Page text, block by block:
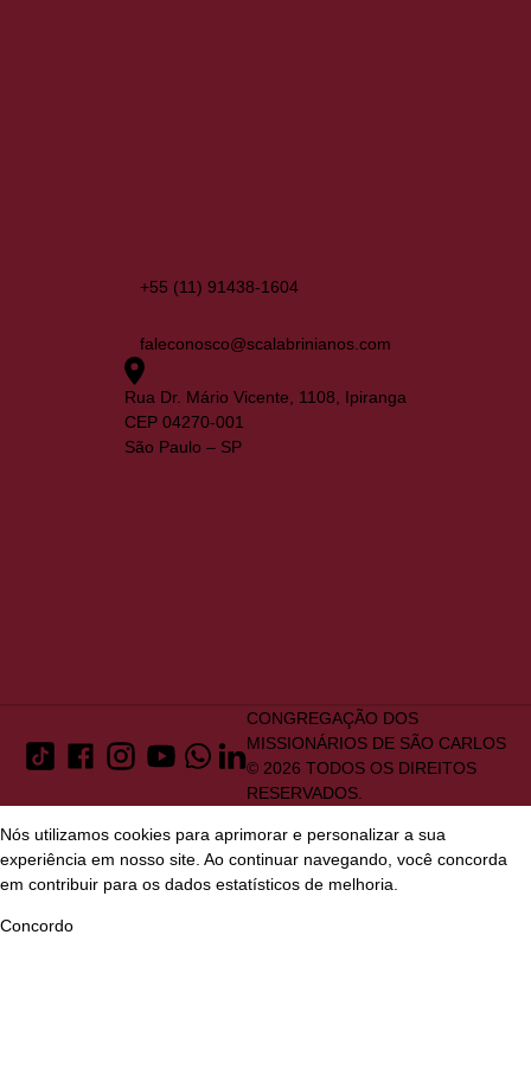
+55 (11) 91438-1604
faleconosco@scalabrinianos.com
Rua Dr. Mário Vicente, 1108, Ipiranga
CEP 04270-001
São Paulo – SP
CONGREGAÇÃO DOS
MISSIONÁRIOS DE SÃO CARLOS
© 2026 TODOS OS DIREITOS
RESERVADOS.
Nós utilizamos cookies para aprimorar e personalizar a sua
experiência em nosso site. Ao continuar navegando, você concorda
em contribuir para os dados estatísticos de melhoria.
Concordo